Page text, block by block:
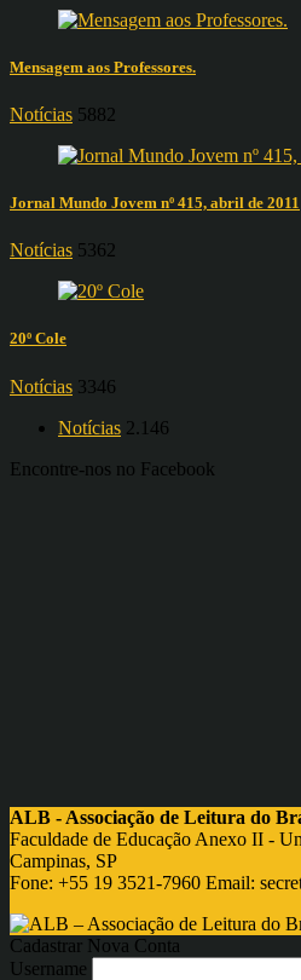
Mensagem aos Professores.
Notícias 5882
Jornal Mundo Jovem nº 415, abril de 2011
Notícias 5362
20º Cole
Notícias 3346
Notícias 2.146
Encontre-nos no Facebook
ALB - Associação de Leitura do
Faculdade de Educação Anexo II -
Campinas, SP
Fone: +55 19 3521-7960 Email:
Cadastrar Nova Conta
Username